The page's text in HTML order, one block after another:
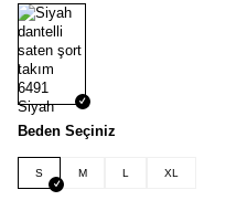
Beden Seçiniz
S M L XL